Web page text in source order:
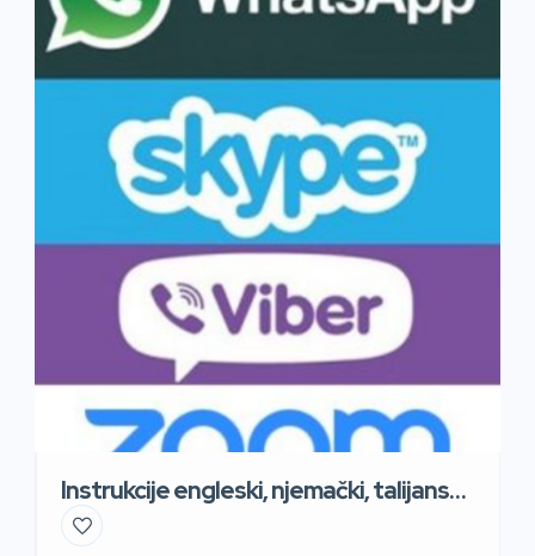
Instrukcije engleski, njemački, talijanski i
špan